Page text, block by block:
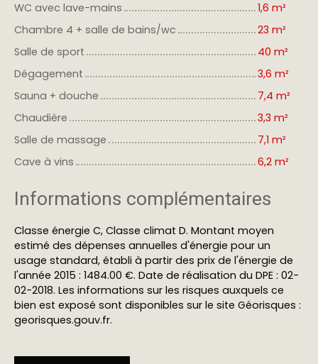
WC avec lave-mains
1,6 m²
Chambre 4 + salle de bains/wc
23 m²
Salle de sport
40 m²
Dégagement
3,6 m²
Sauna + douche
7,4 m²
Chaudière
3,3 m²
Salle de massage
7,1 m²
Cave à vins
6,2 m²
Informations complémentaires
Classe énergie C, Classe climat D. Montant moyen
estimé des dépenses annuelles d'énergie pour un
usage standard, établi à partir des prix de l'énergie de
l'année 2015 : 1484.00 €. Date de réalisation du DPE : 02-
02-2018. Les informations sur les risques auxquels ce
bien est exposé sont disponibles sur le site Géorisques :
georisques.gouv.fr.